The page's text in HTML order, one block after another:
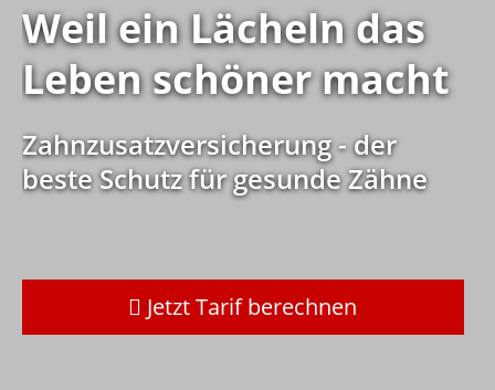
Weil ein Lächeln das
Leben schöner macht
Zahnzusatzversicherung - der
beste Schutz für gesunde Zähne
Jetzt Tarif berechnen